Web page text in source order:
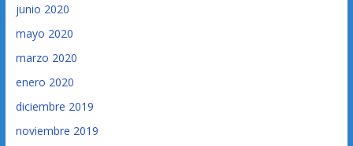
junio 2020
mayo 2020
marzo 2020
enero 2020
diciembre 2019
noviembre 2019